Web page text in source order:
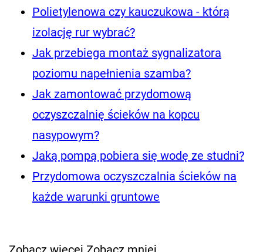
Polietylenowa czy kauczukowa - którą
izolację rur wybrać?
Jak przebiega montaż sygnalizatora
poziomu napełnienia szamba?
Jak zamontować przydomową
oczyszczalnię ścieków na kopcu
nasypowym?
Jaką pompą pobiera się wodę ze studni?
Przydomowa oczyszczalnia ścieków na
każde warunki gruntowe